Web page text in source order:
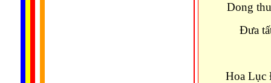
Dong
Đưa
Hoa Lục